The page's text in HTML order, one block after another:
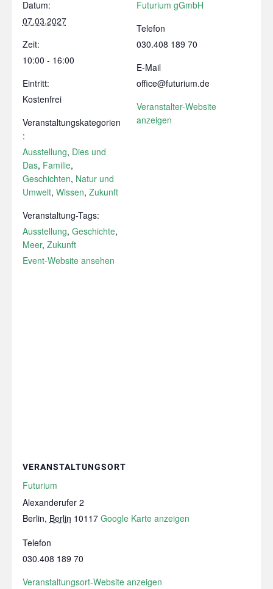
Datum:
07.03.2027
Zeit:
10:00 - 16:00
Eintritt:
Kostenfrei
Veranstaltungskategorien
:
Ausstellung, Dies und
Das, Familie,
Geschichten, Natur und
Umwelt, Wissen, Zukunft
Veranstaltung-Tags:
Ausstellung, Geschichte,
Meer, Zukunft
Event-Website ansehen
Futurium gGmbH
Telefon
030.408 189 70
E-Mail
office@futurium.de
Veranstalter-Website
anzeigen
VERANSTALTUNGSORT
Futurium
Alexanderufer 2
Berlin, Berlin 10117 Google Karte anzeigen
Telefon
030.408 189 70
Veranstaltungsort-Website anzeigen